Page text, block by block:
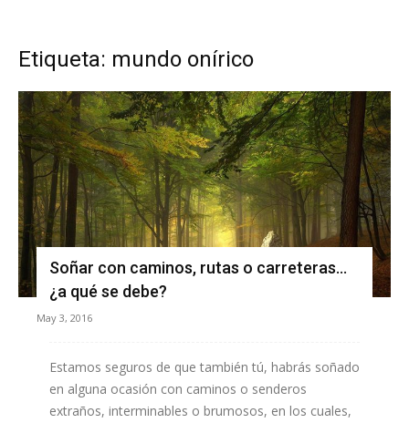
Etiqueta: mundo onírico
Soñar con caminos, rutas o carreteras…
¿a qué se debe?
May 3, 2016
Estamos seguros de que también tú, habrás soñado
en alguna ocasión con caminos o senderos
extraños, interminables o brumosos, en los cuales,